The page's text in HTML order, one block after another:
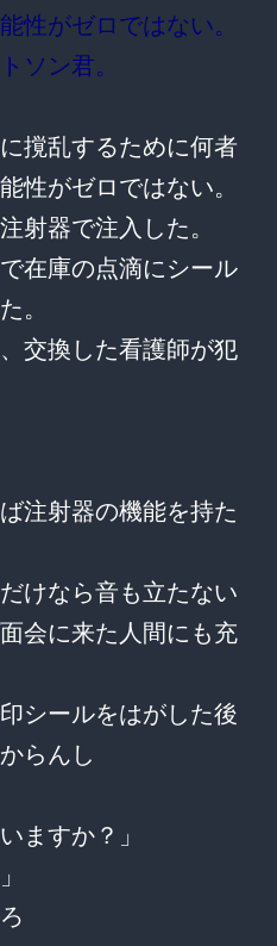
性がゼロではない。
ソン君。
撹乱するために何者
性がゼロではない。
射器で注入した。
在庫の点滴にシール
。
交換した看護師が犯
注射器の機能を持た
けなら音も立たない
会に来た人間にも充
シールをはがした後
らんし
ますか？」